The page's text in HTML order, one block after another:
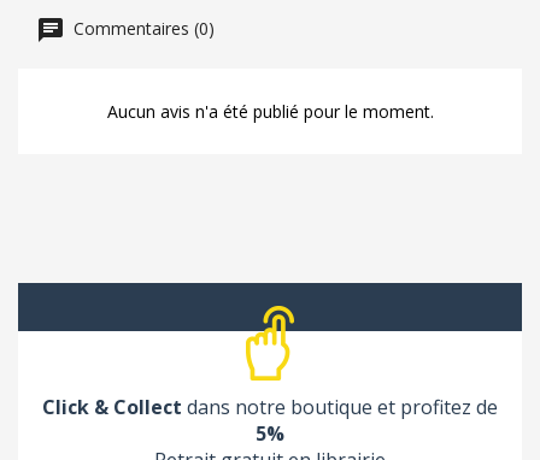
Commentaires (0)
Aucun avis n'a été publié pour le moment.
Click & Collect dans notre boutique et profitez de
5%